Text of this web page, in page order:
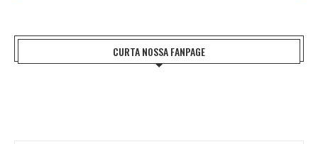
CURTA NOSSA FANPAGE